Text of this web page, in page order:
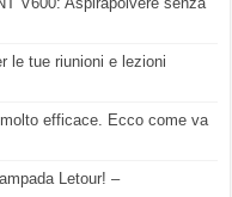
le tue riunioni e lezioni
efficace. Ecco come va
Letour! –